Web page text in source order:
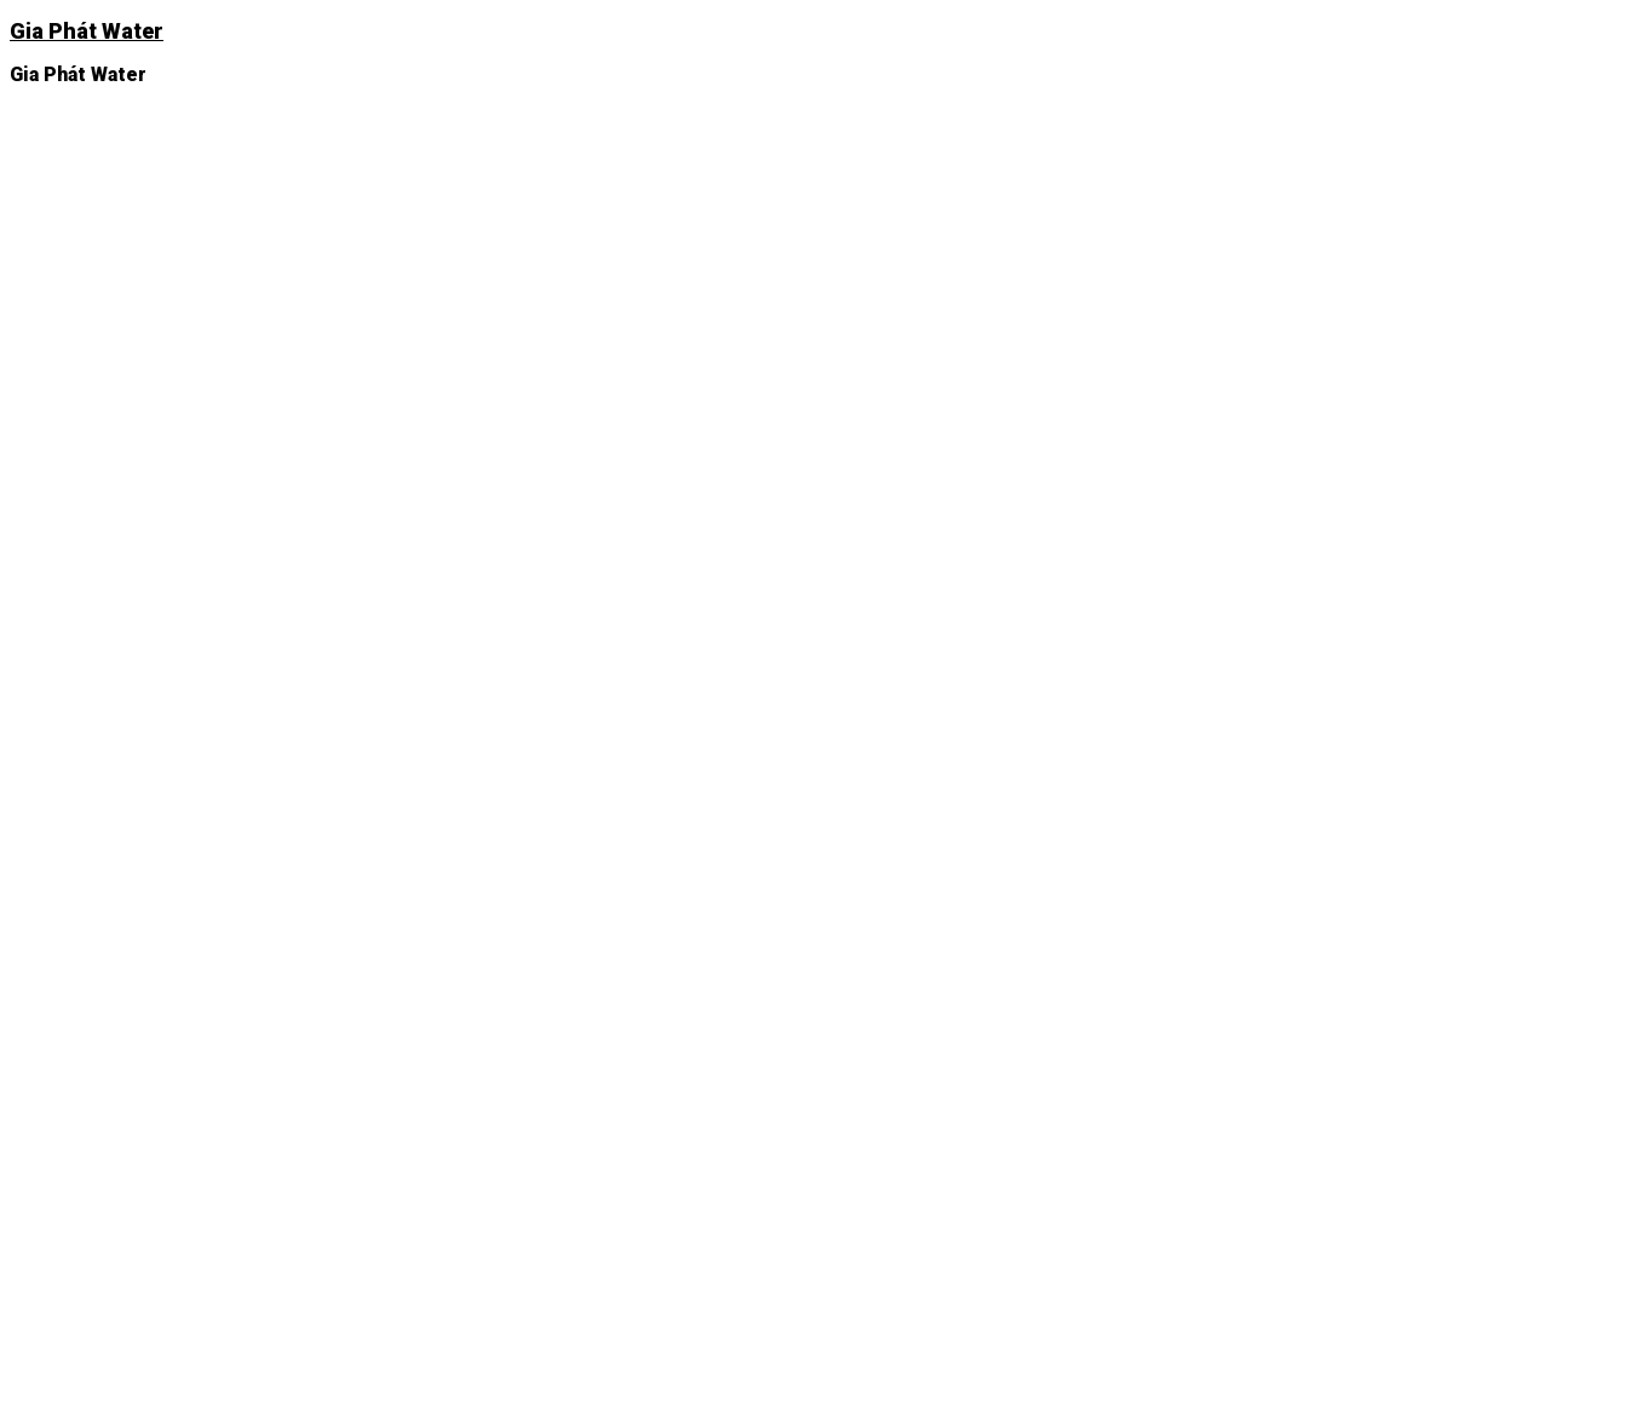
Chuyển
đến
nội
dung
Gia Phát Water
Gia Phát Water